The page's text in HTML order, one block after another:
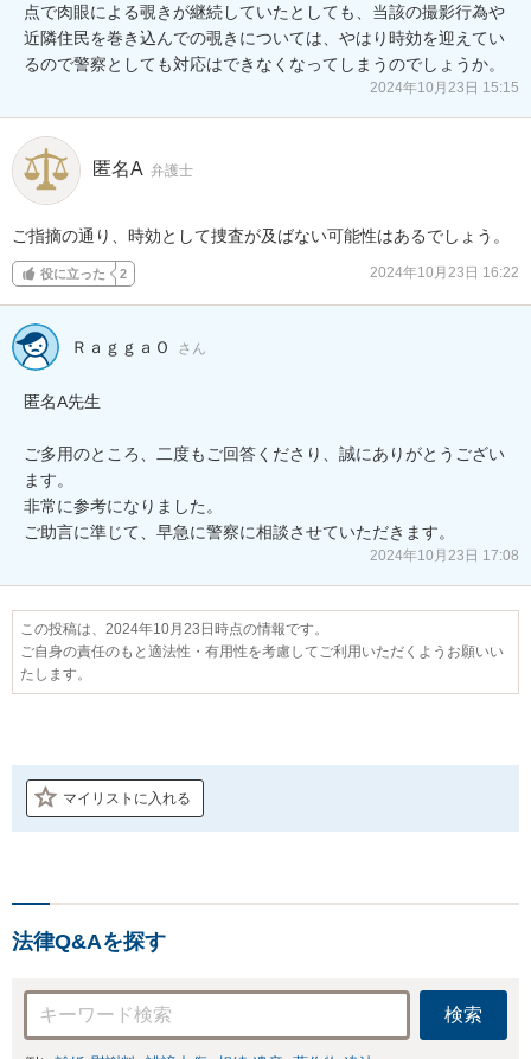
点で肉眼による覗きが継続していたとしても、当該の撮影行為や
近隣住民を巻き込んでの覗きについては、やはり時効を迎えてい
るので警察としても対応はできなくなってしまうのでしょうか。
2024年10月23日 15:15
匿名A 弁護士
ご指摘の通り、時効として捜査が及ばない可能性はあるでしょう。
役に立った 2 2024年10月23日 16:22
ＲａｇｇａＯ さん
匿名A先生
ご多用のところ、二度もご回答くださり、誠にありがとうござい
ます。
非常に参考になりました。
ご助言に準じて、早急に警察に相談させていただきます。
2024年10月23日 17:08
この投稿は、2024年10月23日時点の情報です。
ご自身の責任のもと適法性・有用性を考慮してご利用いただくようお願いい
たします。
マイリストに入れる
法律Q&Aを探す
検索